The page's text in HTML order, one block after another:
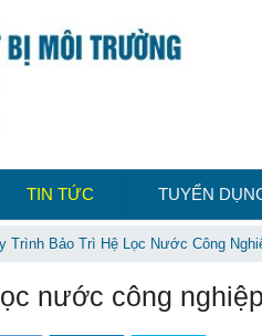
TIN TỨC TUYỂN
Trình Bảo Trì Hệ Lọc Nước Công
nước công nghiệp